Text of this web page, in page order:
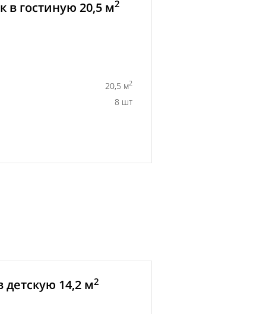
в гостиную 20,5 м2
20,5 м2
8 шт
14,2 м2